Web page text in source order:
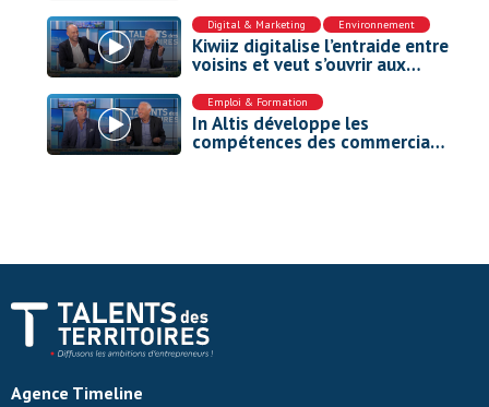
nouvelle génération.
Digital & Marketing , Environnement
Kiwiiz digitalise l’entraide entre
voisins et veut s’ouvrir aux
Emploi & Formation
In Altis développe les
compétences des commerciaux
par le jeu
Agence Timeline